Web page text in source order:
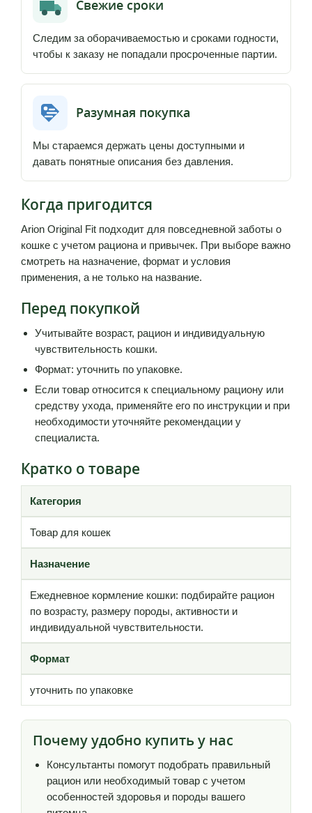
Свежие сроки
Следим за оборачиваемостью и сроками годности,
чтобы к заказу не попадали просроченные партии.
Разумная покупка
Мы стараемся держать цены доступными и
давать понятные описания без давления.
Когда пригодится
Arion Original Fit подходит для повседневной заботы о
кошке с учетом рациона и привычек. При выборе важно
смотреть на назначение, формат и условия
применения, а не только на название.
Перед покупкой
Учитывайте возраст, рацион и индивидуальную
чувствительность кошки.
Формат: уточнить по упаковке.
Если товар относится к специальному рациону или
средству ухода, применяйте его по инструкции и при
необходимости уточняйте рекомендации у
специалиста.
Кратко о товаре
Категория
Товар для кошек
Назначение
Ежедневное кормление кошки: подбирайте рацион
по возрасту, размеру породы, активности и
индивидуальной чувствительности.
Формат
уточнить по упаковке
Почему удобно купить у нас
Консультанты помогут подобрать правильный
рацион или необходимый товар с учетом
особенностей здоровья и породы вашего